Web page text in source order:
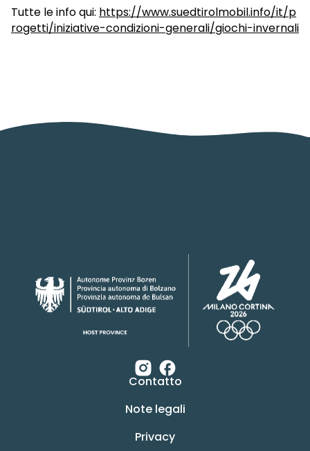
Tutte le info qui: https://www.suedtirolmobil.info/it/p
rogetti/iniziative-condizioni-generali/giochi-invernali
Contatto
Note legali
Privacy